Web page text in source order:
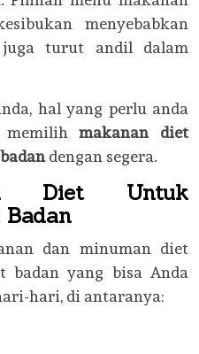
menyebabkan
juga turut andil dalam
hal yang perlu anda
memilihmakanan diet
dengan segera.
Diet Untuk
dan minuman diet
badan yang bisa Anda
hari, di antaranya: